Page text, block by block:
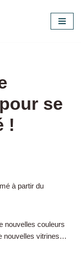
se
!
à partir du
nouvelles couleurs
nouvelles vitrines…